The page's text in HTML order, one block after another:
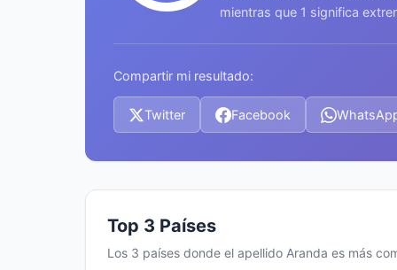
mientras que 1 significa
Compartir mi resultado:
Twitter Facebook
Top 3 Países
Los 3 países donde el apellido Aranda es más